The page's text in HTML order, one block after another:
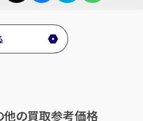
受付】24時間・年中無休(年末年始除く)
メールで無料相談する
他の買取参考価格